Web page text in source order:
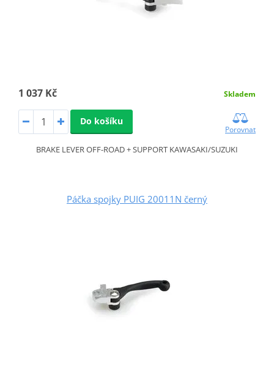
1 037 Kč Skladem
Do košíku
Porovnat
BRAKE LEVER OFF-ROAD + SUPPORT KAWASAKI/SUZUKI
Páčka spojky PUIG 20011N černý